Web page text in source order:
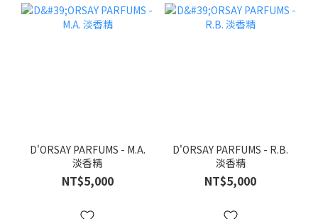
D'ORSAY PARFUMS - M.A.
淡香精
NT$5,000
D'ORSAY PARFUMS - R.B.
淡香精
NT$5,000